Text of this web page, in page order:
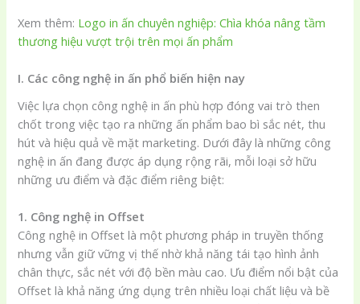
Xem thêm: Logo in ấn chuyên nghiệp: Chìa khóa nâng tầm
thương hiệu vượt trội trên mọi ấn phẩm
I. Các công nghệ in ấn phổ biến hiện nay
Việc lựa chọn công nghệ in ấn phù hợp đóng vai trò then
chốt trong việc tạo ra những ấn phẩm bao bì sắc nét, thu
hút và hiệu quả về mặt marketing. Dưới đây là những công
nghệ in ấn đang được áp dụng rộng rãi, mỗi loại sở hữu
những ưu điểm và đặc điểm riêng biệt:
1. Công nghệ in Offset
Công nghệ in Offset là một phương pháp in truyền thống
nhưng vẫn giữ vững vị thế nhờ khả năng tái tạo hình ảnh
chân thực, sắc nét với độ bền màu cao. Ưu điểm nổi bật của
Offset là khả năng ứng dụng trên nhiều loại chất liệu và bề